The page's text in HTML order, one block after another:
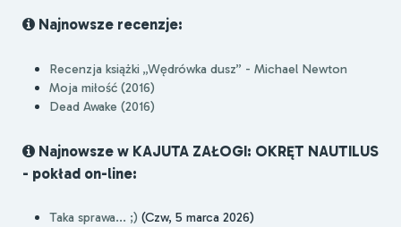
Najnowsze recenzje:
Recenzja książki „Wędrówka dusz” - Michael Newton
Moja miłość (2016)
Dead Awake (2016)
Najnowsze w KAJUTA ZAŁOGI: OKRĘT NAUTILUS
- pokład on-line:
Taka sprawa... ;) (Czw, 5 marca 2026)